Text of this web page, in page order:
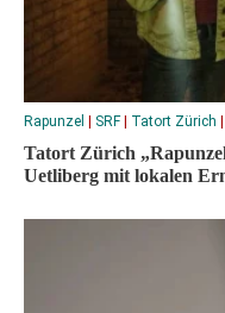
Rapunzel SRF| Tatort Zürich
Tatort Zürich
Uetliberg mit lokalen